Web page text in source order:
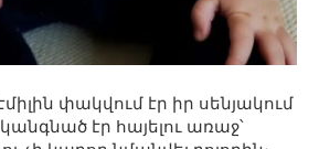
փակվում էր իր սենյակում
էր հայելու առաջ՝